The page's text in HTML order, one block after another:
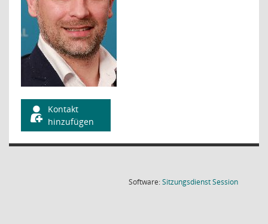
Kontakt
hinzufügen
Software:SitzungsdienstSession(Wird in